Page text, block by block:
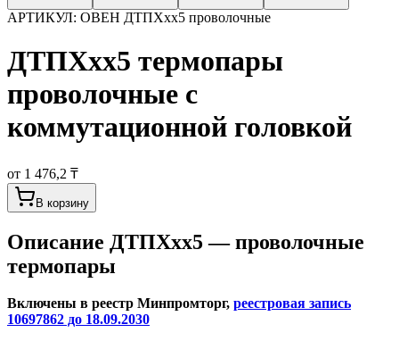
АРТИКУЛ: ОВЕН ДТПХхх5 проволочные
ДТПХхх5 термопары
проволочные с
коммутационной головкой
от 1 476,2 ₸
В корзину
Описание ДТПХхх5 — проволочные
термопары
Включены в реестр Минпромторг, реестровая запись
10697862 до 18.09.2030